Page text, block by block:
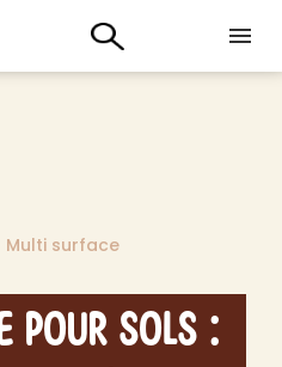
Multi surface
pour Sols :